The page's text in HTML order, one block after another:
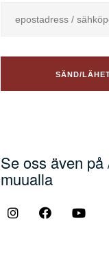
Se oss även
muualla